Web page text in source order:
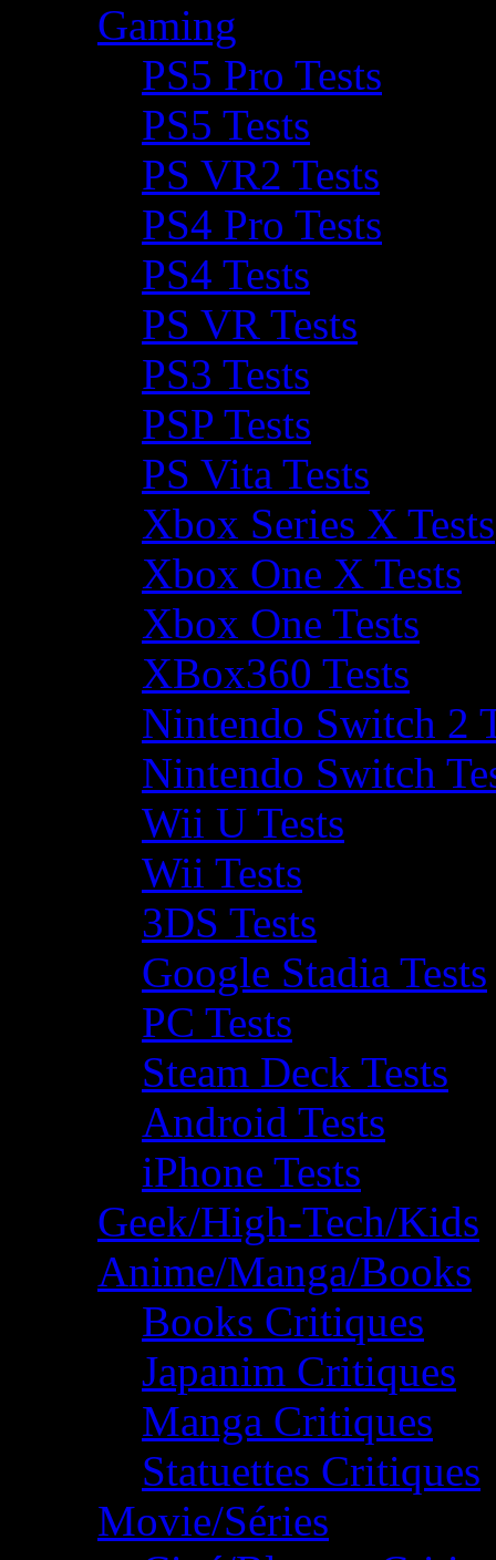
Gaming
PS5 Pro Tests
PS5 Tests
PS VR2 Tests
PS4 Pro Tests
PS4 Tests
PS VR Tests
PS3 Tests
PSP Tests
PS Vita Tests
Xbox Series X Tests
Xbox One X Tests
Xbox One Tests
XBox360 Tests
Nintendo Switch 2
Nintendo Switch
Wii U Tests
Wii Tests
3DS Tests
Google Stadia Tests
PC Tests
Steam Deck Tests
Android Tests
iPhone Tests
Geek/High-Tech/Kids
Anime/Manga/Books
Books Critiques
Japanim Critiques
Manga Critiques
Statuettes Critiques
Movie/Séries